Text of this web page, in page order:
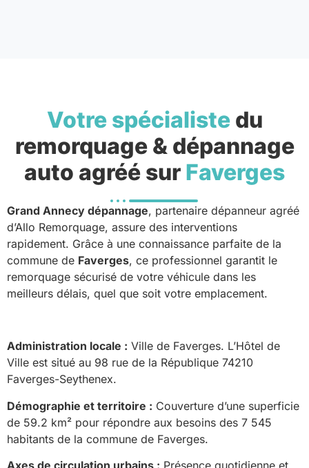
Votre spécialistedu
remorquage & dépannage
auto agréé sur Faverges
Grand Annecy dépannage, partenaire dépanneur agréé
d’Allo Remorquage, assure des interventions
rapidement. Grâce à une connaissance parfaite de la
commune de Faverges, ce professionnel garantit le
remorquage sécurisé de votre véhicule dans les
meilleurs délais, quel que soit votre emplacement.
Administration locale : Ville de Faverges. L’Hôtel de
Ville est situé au 98 rue de la République 74210
Faverges-Seythenex.
Démographie et territoire : Couverture d’une superficie
de 59.2 km² pour répondre aux besoins des 7 545
habitants de la commune de Faverges.